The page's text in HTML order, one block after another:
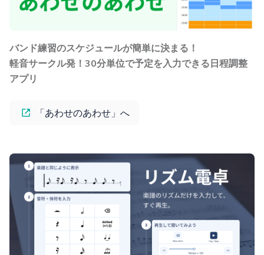
バンド練習のスケジュールが簡単に決まる！
軽音サークル発！30分単位で予定を入力できる日程調整
アプリ
「あわせのあわせ」へ